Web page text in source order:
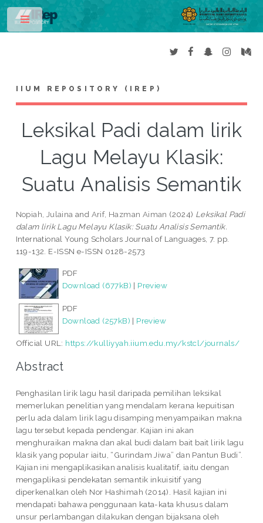
IIUM REPOSITORY (IREP)
Leksikal Padi dalam lirik
Lagu Melayu Klasik:
Suatu Analisis Semantik
Nopiah, Julaina and Arif, Hazman Aiman (2024) Leksikal Padi
dalam lirik Lagu Melayu Klasik: Suatu Analisis Semantik.
International Young Scholars Journal of Languages, 7. pp.
119-132. E-ISSN e-ISSN 0128-2573
PDF
Download (677kB) | Preview
PDF
Download (257kB) | Preview
Official URL: https://kulliyyah.iium.edu.my/kstcl/journals/
Abstract
Penghasilan lirik lagu hasil daripada pemilihan leksikal
memerlukan penelitian yang mendalam kerana kepuitisan
perlu ada dalam lirik lagu disamping menyampaikan makna
lagu tersebut kepada pendengar. Kajian ini akan
menghuraikan makna dan akal budi dalam bait bait lirik lagu
klasik yang popular iaitu, “Gurindam Jiwa” dan Pantun Budi”.
Kajian ini mengaplikasikan analisis kualitatif, iaitu dengan
mengaplikasi pendekatan semantik inkuisitif yang
diperkenalkan oleh Nor Hashimah (2014). Hasil kajian ini
mendapati bahawa penggunaan kata-kata khusus dalam
unsur perlambangan dilakukan dengan bijaksana oleh
Toggle